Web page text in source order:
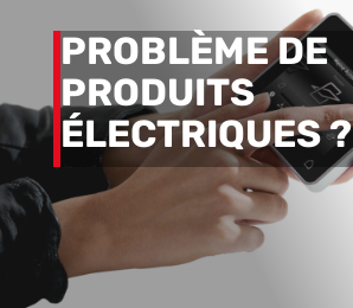
PROBLÈME DE
PRODUITS
ÉLECTRIQUES ?